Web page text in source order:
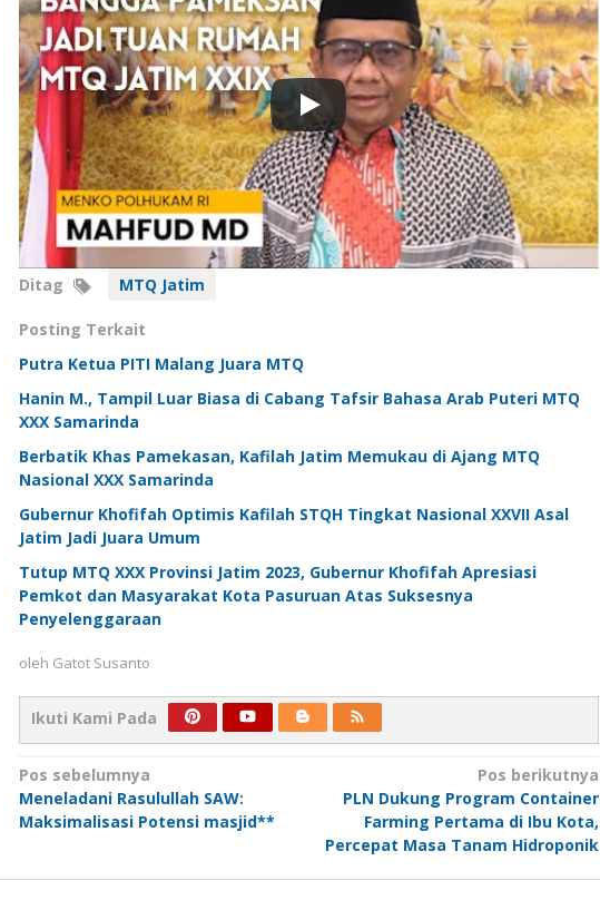
Ditag MTQ Jatim
Posting Terkait
Putra Ketua PITI Malang Juara MTQ
Hanin M., Tampil Luar Biasa di Cabang Tafsir Bahasa Arab Puteri MTQ
XXX Samarinda
Berbatik Khas Pamekasan, Kafilah Jatim Memukau di Ajang MTQ
Nasional XXX Samarinda
Gubernur Khofifah Optimis Kafilah STQH Tingkat Nasional XXVII Asal
Jatim Jadi Juara Umum
Tutup MTQ XXX Provinsi Jatim 2023, Gubernur Khofifah Apresiasi
Pemkot dan Masyarakat Kota Pasuruan Atas Suksesnya
Penyelenggaraan
oleh Gatot Susanto
Ikuti Kami Pada
Navigasi
pos
Pos sebelumnya
Meneladani Rasulullah SAW:
Maksimalisasi Potensi masjid**
Pos berikutnya
PLN Dukung Program Container
Farming Pertama di Ibu Kota,
Percepat Masa Tanam Hidroponik